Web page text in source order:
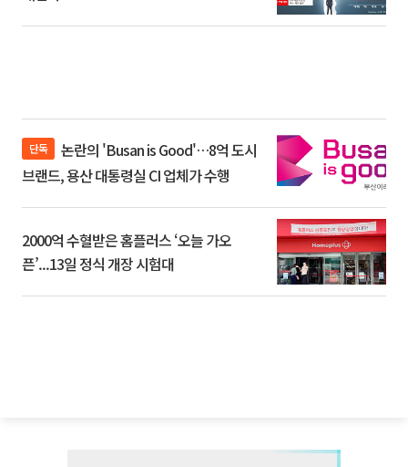
단독
브랜드, 용산 대통령실 CI 업체가 수행
2000억 수혈받은 홈플러스 ‘오늘 가오
픈’...13일 정식 개장 시험대